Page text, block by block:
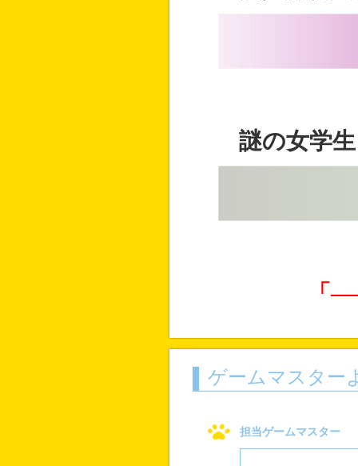
謎の女学
「
ゲームマスター
担当ゲームマスター